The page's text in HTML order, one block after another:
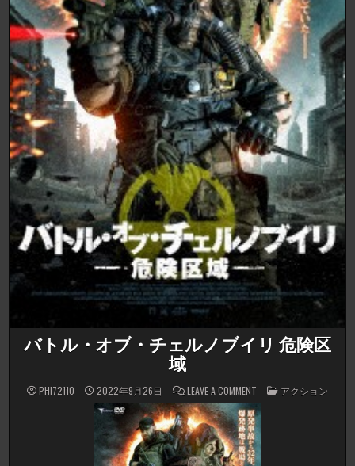
バトル・オブ・チェルノブイリ 危険区
域
PHI72110 2022年9月26日 LEAVE A COMMENT
ト
ル・
オ
ェ
POSTED
IN
アクション